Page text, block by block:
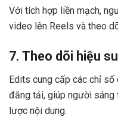
Với tích hợp liền mạch,
video lên Reels và theo
7. Theo dõi hiệu
Edits cung cấp các chỉ
đăng tải, giúp người sáng
lược nội dung.